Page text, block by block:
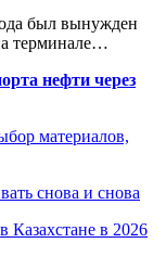
был вынужден
терминале…
нефти через
материалов,
снова и снова
Казахстане в 2026